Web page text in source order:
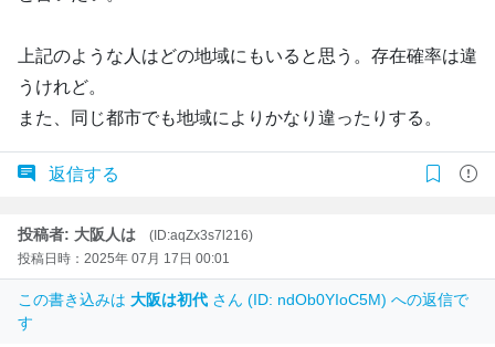
上記のような人はどの地域にもいると思う。存在確率は違
うけれど。
また、同じ都市でも地域によりかなり違ったりする。
返信する
投稿者: 大阪人は
(ID:aqZx3s7l216)
投稿日時：2025年 07月 17日 00:01
この書き込みは 大阪は初代 さん (ID: ndOb0YIoC5M) への返信で
す